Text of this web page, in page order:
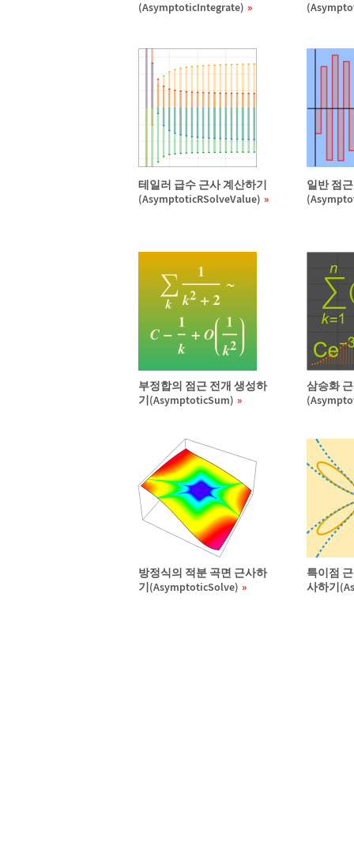
(AsymptoticIntegrate)
테일러 급수 근사 계산하기
(AsymptoticRSolveValue)
일반 점
부정합의 점근 전개 생성하
기(AsymptoticSum)
삼승화
방정식의 적분 곡면 근사하
기(AsymptoticSolve)
특이점
사하기